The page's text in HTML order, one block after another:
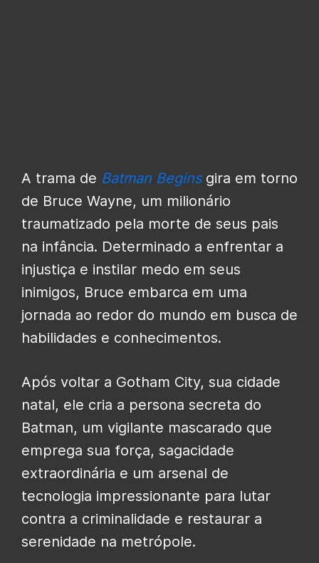
A trama de Batman Beginsgira em torno
de Bruce Wayne, um milionário
traumatizado pela morte de seus pais
na infância. Determinado a enfrentar a
injustiça e instilar medo em seus
inimigos, Bruce embarca em uma
jornada ao redor do mundo em busca de
habilidades e conhecimentos.
Após voltar a Gotham City, sua cidade
natal, ele cria a persona secreta do
Batman, um vigilante mascarado que
emprega sua força, sagacidade
extraordinária e um arsenal de
tecnologia impressionante para lutar
contra a criminalidade e restaurar a
serenidade na metrópole.